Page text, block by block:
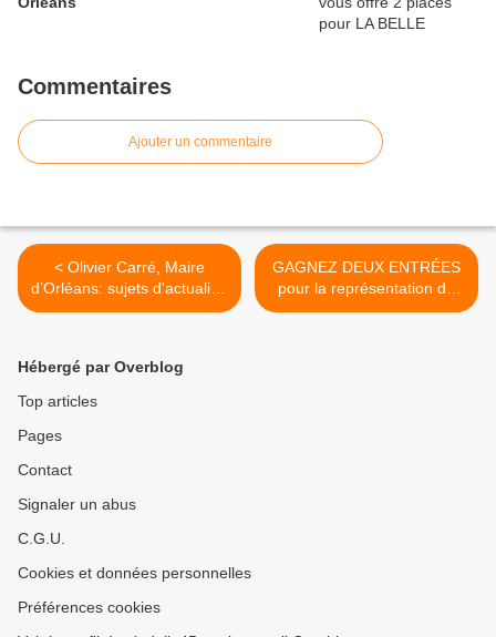
Commentaires
Ajouter un commentaire
< Olivier Carré, Maire
d’Orléans: sujets d'actualité,
bilan du mandat en cours et
GAGNEZ DEUX ENTRÉES
pour la représentation de
de... >
Hébergé par Overblog
Top articles
Pages
Contact
Signaler un abus
C.G.U.
Cookies et données personnelles
Préférences cookies